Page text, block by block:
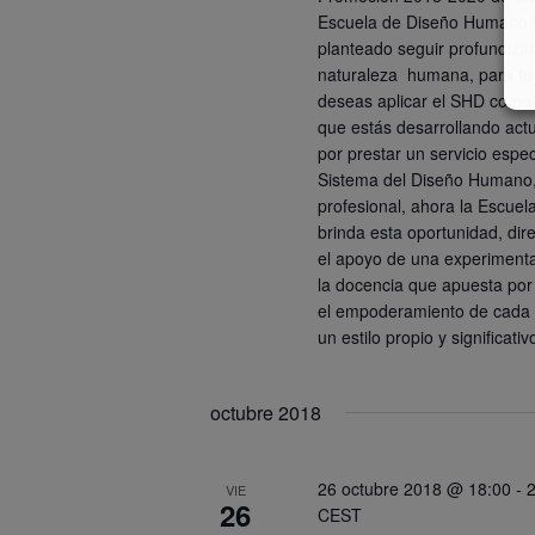
Escuela de Diseño Humano
planteado seguir
naturaleza humana, para tu
deseas aplicar el SHD
que estás desarrollando
por prestar un servicio
Sistema del Diseño
profesional, ahora la
brinda esta oportunidad,
el apoyo de una
la docencia que apuesta
el empoderamiento de
un estilo propio y
octubre 2018
VIE
26
26 octubre 2018 @ 18:00 -
CEST